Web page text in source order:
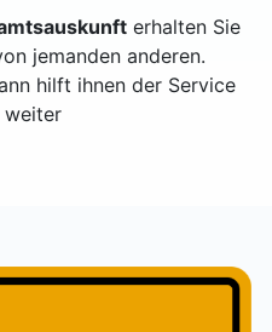
erhalten Sie
jemanden anderen.
hilft ihnen der Service
weiter